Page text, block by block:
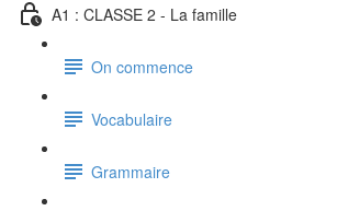
A1 : CLASSE 2 - La famille
On commence
Vocabulaire
Grammaire